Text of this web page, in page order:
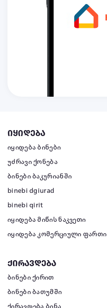
იყიდება
იყიდება ბინები
უძრავი ქონება
ბინები ბაკურიანში
binebi dgiurad
binebi qirit
იყიდება მიწის ნაკვეთი
იყიდება კომერციული ფართი
ქირავდება
ბინები ქირით
ბინები ბათუმში
ქირავდება ბინა